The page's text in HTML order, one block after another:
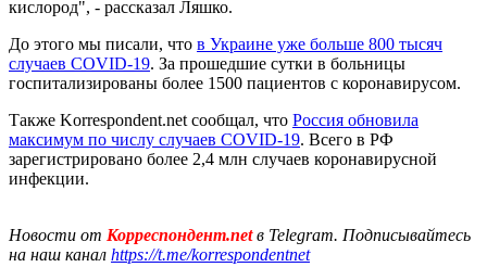
кислород", - рассказал Ляшко.
До этого мы писали, что в Украине уже больше 800 тысяч
случаев COVID-19. За прошедшие сутки в больницы
госпитализированы более 1500 пациентов с коронавирусом.
Также Korrespondent.net сообщал, что Россия обновила
максимум по числу случаев COVID-19. Всего в РФ
зарегистрировано более 2,4 млн случаев коронавирусной
инфекции.
Новости от Корреспондент.netв Telegram. Подписывайтесь
на наш канал https://t.me/korrespondentnet